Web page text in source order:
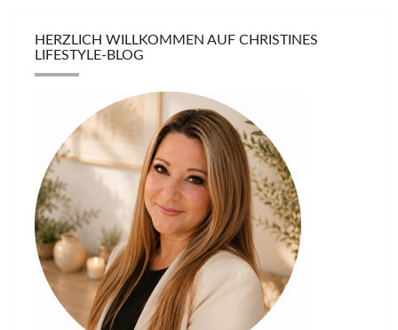
HERZLICH WILLKOMMEN AUF CHRISTINES
LIFESTYLE-BLOG